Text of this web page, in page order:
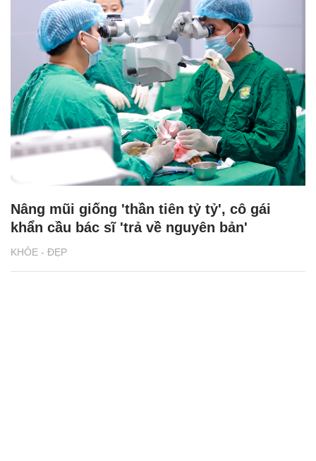
KHỎE - ĐẸP
Nâng mũi giống 'thần tiên tỷ tỷ', cô gái
khẩn cầu bác sĩ 'trả về nguyên bản'